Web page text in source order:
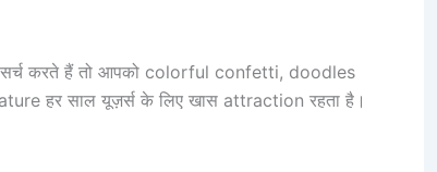
करते हैं तो आपको colorful confetti, doodles
हर साल यूज़र्स के लिए खास attraction रहता है।